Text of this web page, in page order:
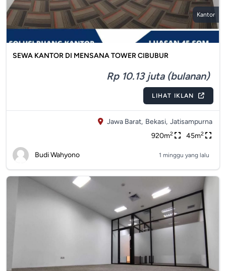
Kantor
SEWA KANTOR DI MENSANA TOWER CIBUBUR
Rp 10.13 juta (bulanan)
LIHAT IKLAN
Jawa Barat, Bekasi, Jatisampurna
920m2 45m2
Budi Wahyono 1 minggu yang lalu